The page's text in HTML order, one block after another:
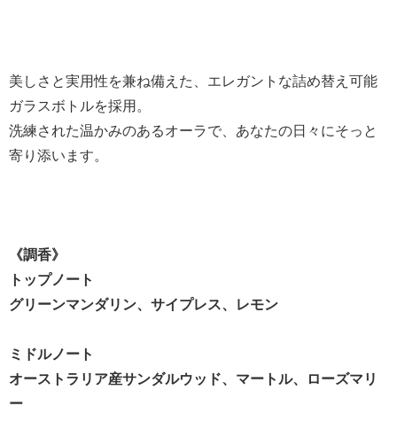
美しさと実用性を兼ね備えた、エレガントな詰め替え可能
ガラスボトルを採用。
洗練された温かみのあるオーラで、あなたの日々にそっと
寄り添います。
《調香》
トップノート
グリーンマンダリン、サイプレス、レモン
ミドルノート
オーストラリア産サンダルウッド、マートル、ローズマリ
ー